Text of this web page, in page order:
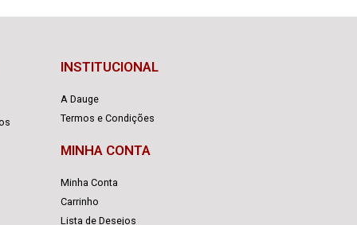
A Dauge
Minha Conta
Carrinho